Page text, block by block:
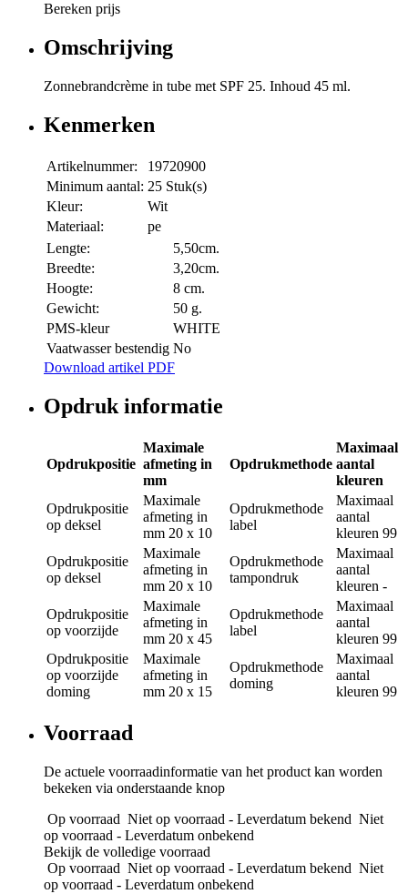
Bereken prijs
Omschrijving
Zonnebrandcrème in tube met SPF 25. Inhoud 45 ml.
Kenmerken
Artikelnummer:
19720900
Minimum aantal: 25 Stuk(s)
Kleur:
Wit
Materiaal:
pe
Lengte:
5,50cm.
Breedte:
3,20cm.
Hoogte:
8 cm.
Gewicht:
50 g.
PMS-kleur
WHITE
Vaatwasser bestendig No
Download artikel PDF
Opdruk informatie
Opdrukpositie
Maximale
afmeting in
mm
Opdrukmethode
Maximaal
aantal
kleuren
Opdrukpositie
op deksel
Maximale
afmeting in
mm 20 x 10
Opdrukmethode
label
Maximaal
aantal
kleuren 99
Opdrukpositie
op deksel
Maximale
afmeting in
mm 20 x 10
Opdrukmethode
tampondruk
Maximaal
aantal
kleuren -
Opdrukpositie
op voorzijde
Maximale
afmeting in
mm 20 x 45
Opdrukmethode
label
Maximaal
aantal
kleuren 99
Opdrukpositie
op voorzijde
doming
Maximale
afmeting in
mm 20 x 15
Opdrukmethode
doming
Maximaal
aantal
kleuren 99
Voorraad
De actuele voorraadinformatie van het product kan worden
bekeken via onderstaande knop
Op voorraad Niet op voorraad - Leverdatum bekend Niet
op voorraad - Leverdatum onbekend
Bekijk de volledige voorraad
Op voorraad Niet op voorraad - Leverdatum bekend Niet
op voorraad - Leverdatum onbekend